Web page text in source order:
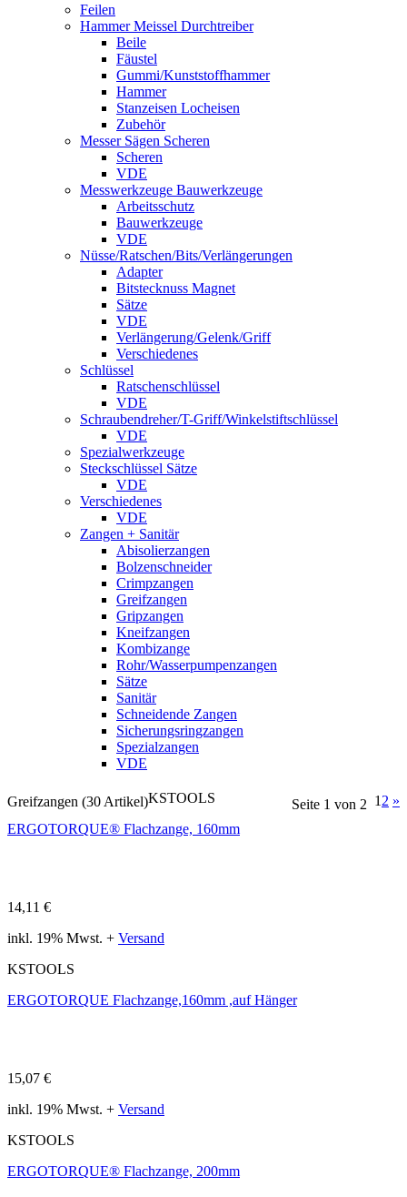
Feilen
Hammer Meissel Durchtreiber
Beile
Fäustel
Gummi/Kunststoffhammer
Hammer
Stanzeisen Locheisen
Zubehör
Messer Sägen Scheren
Scheren
VDE
Messwerkzeuge Bauwerkzeuge
Arbeitsschutz
Bauwerkzeuge
VDE
Nüsse/Ratschen/Bits/Verlängerungen
Adapter
Bitstecknuss Magnet
Sätze
VDE
Verlängerung/Gelenk/Griff
Verschiedenes
Schlüssel
Ratschenschlüssel
VDE
Schraubendreher/T-Griff/Winkelstiftschlüssel
VDE
Spezialwerkzeuge
Steckschlüssel Sätze
VDE
Verschiedenes
VDE
Zangen + Sanitär
Abisolierzangen
Bolzenschneider
Crimpzangen
Greifzangen
Gripzangen
Kneifzangen
Kombizange
Rohr/Wasserpumpenzangen
Sätze
Sanitär
Schneidende Zangen
Sicherungsringzangen
Spezialzangen
VDE
Greifzangen (30 Artikel) Seite 1 von 2 1 2 »
KSTOOLS
ERGOTORQUE® Flachzange, 160mm
14,11 €
inkl. 19% Mwst. + Versand
KSTOOLS
ERGOTORQUE Flachzange,160mm ,auf Hänger
15,07 €
inkl. 19% Mwst. + Versand
KSTOOLS
ERGOTORQUE® Flachzange, 200mm